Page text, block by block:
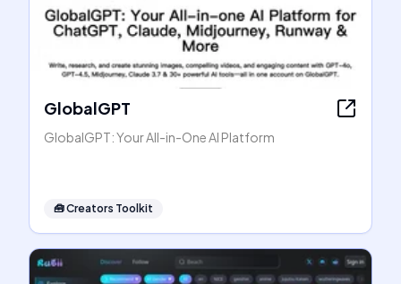
GlobalGPT
GlobalGPT: Your All-in-One AI Platform
🧰Creators Toolkit